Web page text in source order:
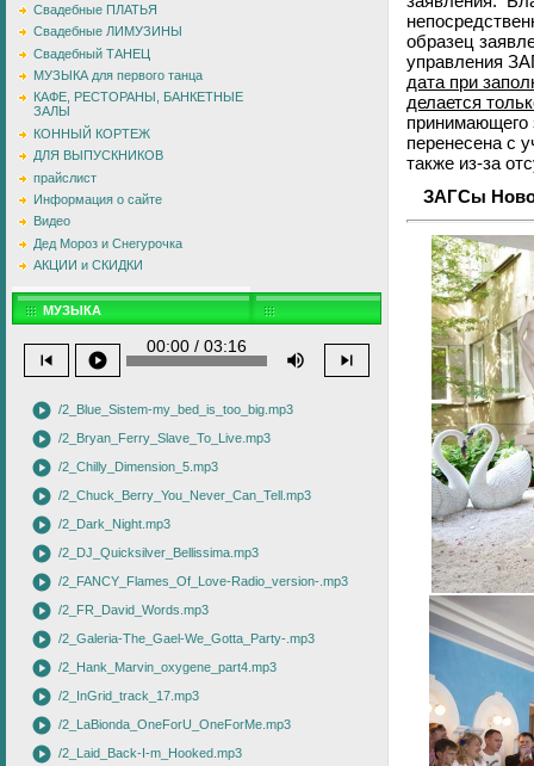
Свадебные ПЛАТЬЯ
Свадебные ЛИМУЗИНЫ
Свадебный ТАНЕЦ
МУЗЫКА для первого танца
КАФЕ, РЕСТОРАНЫ, БАНКЕТНЫЕ
ЗАЛЫ
КОННЫЙ КОРТЕЖ
ДЛЯ ВЫПУСКНИКОВ
прайслист
Информация о сайте
Видео
Дед Мороз и Снегурочка
АКЦИИ и СКИДКИ
МУЗЫКА
skip_previous play_circle
00:00 / 03:16
volume_up skip_next
play_circle /2_Blue_Sistem-my_bed_is_too_big.mp3
play_circle /2_Bryan_Ferry_Slave_To_Live.mp3
play_circle /2_Chilly_Dimension_5.mp3
play_circle /2_Chuck_Berry_You_Never_Can_Tell.mp3
play_circle /2_Dark_Night.mp3
play_circle /2_DJ_Quicksilver_Bellissima.mp3
play_circle /2_FANCY_Flames_Of_Love-Radio_version-.mp3
play_circle /2_FR_David_Words.mp3
play_circle /2_Galeria-The_Gael-We_Gotta_Party-.mp3
play_circle /2_Hank_Marvin_oxygene_part4.mp3
play_circle /2_InGrid_track_17.mp3
play_circle /2_LaBionda_OneForU_OneForMe.mp3
play_circle /2_Laid_Back-I-m_Hooked.mp3
образец
управления
дата при
делается
принимающего
перенесена с
также из-за
ЗАГСы